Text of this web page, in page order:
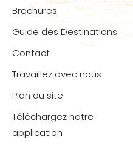
Brochures
Guide des Destinations
Contact
Travaillez avec nous
Plan du site
Téléchargez notre
application